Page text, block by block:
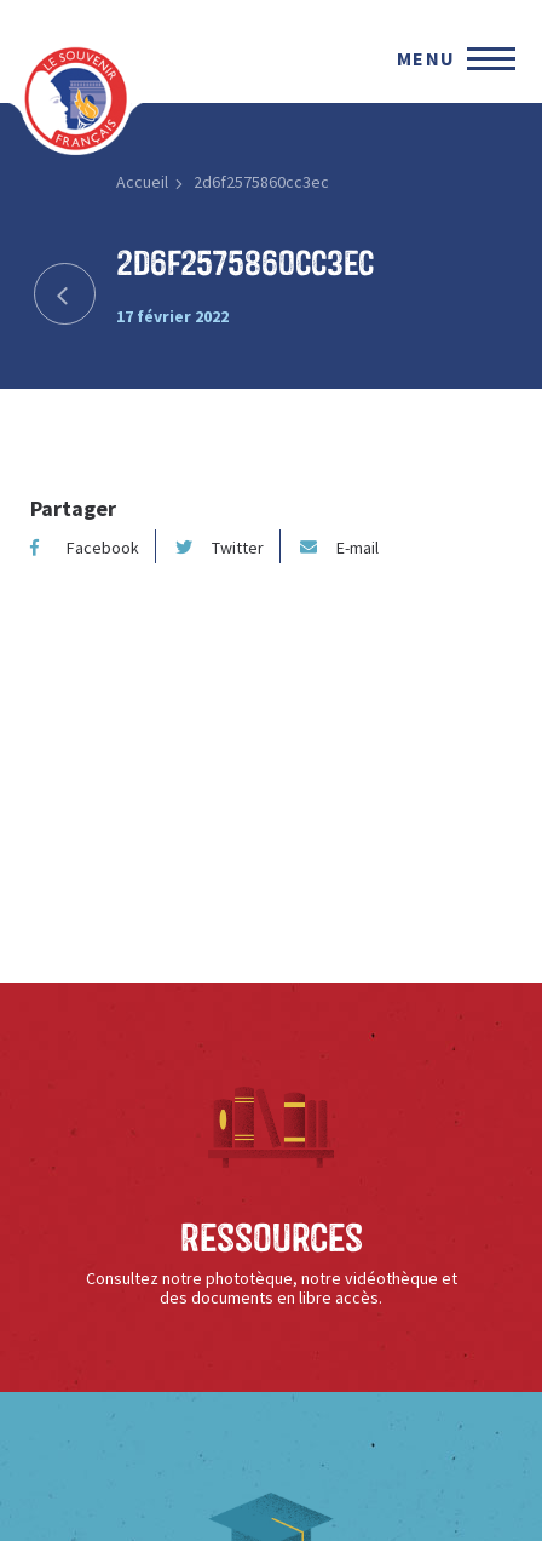
MENU
Accueil 2d6f2575860cc3ec
2d6f2575860cc3ec
17 février 2022
Partager
Facebook Twitter E-mail
Ressources
Consultez notre phototèque, notre vidéothèque et
des documents en libre accès.